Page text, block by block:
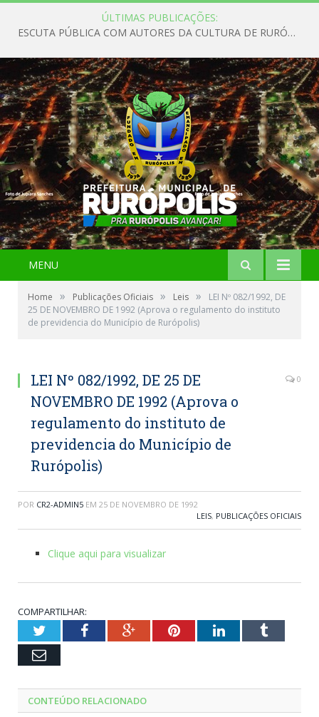
ÚLTIMAS PUBLICAÇÕES:
ESCUTA PÚBLICA COM AUTORES DA CULTURA DE RURÓPOLIS
MENU
Home » Publicações Oficiais » Leis »
LEI Nº 082/1992, DE
25 DE NOVEMBRO DE 1992 (Aprova o regulamento do instituto
de previdencia do Município de Rurópolis)
LEI Nº 082/1992, DE 25 DE
NOVEMBRO DE 1992 (Aprova o
regulamento do instituto de
previdencia do Município de
Rurópolis)
0
POR CR2-ADMIN5 EM 25 DE NOVEMBRO DE 1992
LEIS, PUBLICAÇÕES OFICIAIS
Clique aqui para visualizar
COMPARTILHAR:
TwitterFacebookGoogle+PinterestLinkedInTumblr
Email
CONTEÚDO RELACIONADO